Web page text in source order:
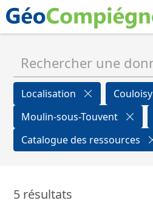
Localisation
Couloisy
Moulin-sous-Touvent
Catalogue des ressources
5 résultats